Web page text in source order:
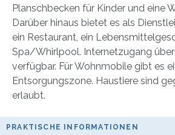
Planschbecken für Kinder und eine
Darüber hinaus bietet es als
ein Restaurant, ein
Spa/Whirlpool. Internetzugang
verfügbar. Für Wohnmobile gibt es
Entsorgungszone. Haustiere sind
erlaubt.
PRAKTISCHE INFORMATIONEN